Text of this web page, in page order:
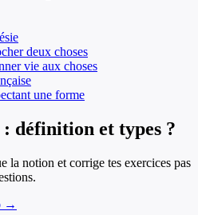
deux choses
vie aux choses
une forme
définition et types ?
la notion et corrige tes exercices pas
→